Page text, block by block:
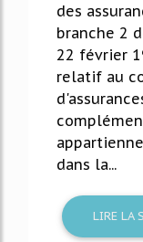
des
branche 2
22 février
relatif au
dans la...
LIRE LA